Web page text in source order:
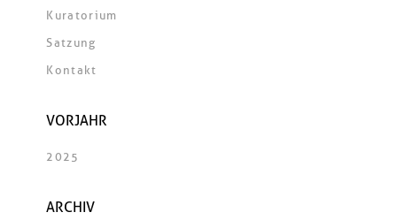
Kuratorium
Satzung
Kontakt
VORJAHR
2025
ARCHIV